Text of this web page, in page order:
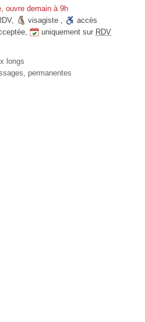
ouvre demain à 9h
, visagiste ,
accès
, uniquement sur RDV
longs
permanentes